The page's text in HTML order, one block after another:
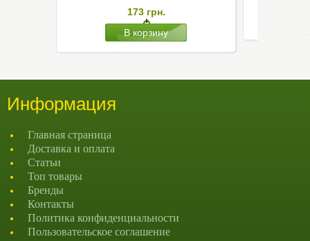
173 грн.
Информация
Главная страница
Доставка и оплата
Статьи
Топ товары
Бренды
Контакты
Политика конфиденциальности
Пользовательское соглашение